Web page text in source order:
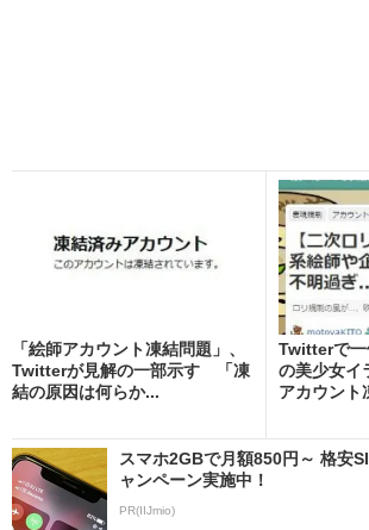
「絵師アカウント凍結問題」、
Twitterが見解の一部示す 「凍
結の原因は何らか...
Twitterで
の美少女イ
アカウント
スマホ2GBで月額850円～ 格安
ャンペーン実施中！
PR(IIJmio)